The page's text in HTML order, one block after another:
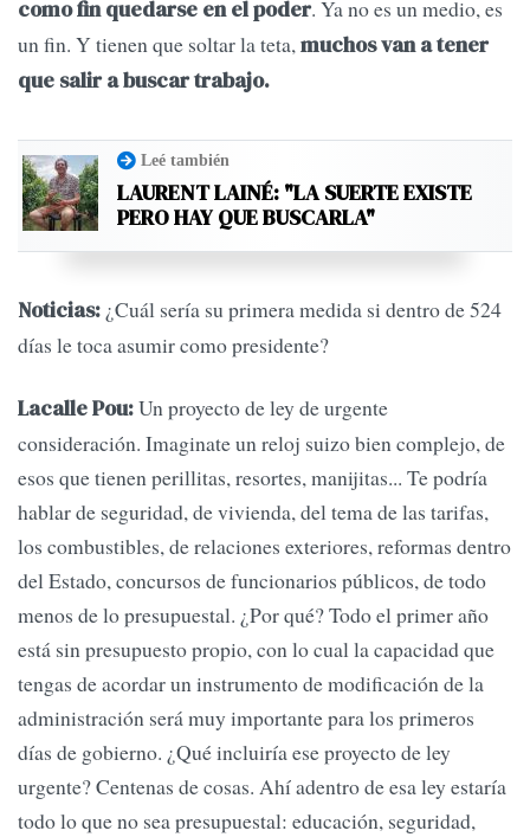
comofin quedarse en el poder. Ya no es un medio, es
un fin. Y tienen que soltar la teta,muchos van a tener
que salir a buscar trabajo.
Leé también
LAURENT LAINÉ: "LA SUERTE EXISTE
PERO HAY QUE BUSCARLA"
Noticias: ¿Cuál sería su primera medida si dentro de 524
días le toca asumir como presidente?
Lacalle Pou:Un proyecto de ley de urgente
consideración. Imaginate un reloj suizo bien complejo, de
esos que tienen perillitas, resortes, manijitas... Te podría
hablar de seguridad, de vivienda, del tema de las tarifas,
los combustibles, de relaciones exteriores, reformas dentro
del Estado, concursos de funcionarios públicos, de todo
menos de lo presupuestal. ¿Por qué? Todo el primer año
está sin presupuesto propio, con lo cual la capacidad que
tengas de acordar un instrumento de modificación de la
administración será muy importante para los primeros
días de gobierno. ¿Qué incluiría ese proyecto de ley
urgente? Centenas de cosas. Ahí adentro de esa ley estaría
todo lo que no sea presupuestal: educación, seguridad,